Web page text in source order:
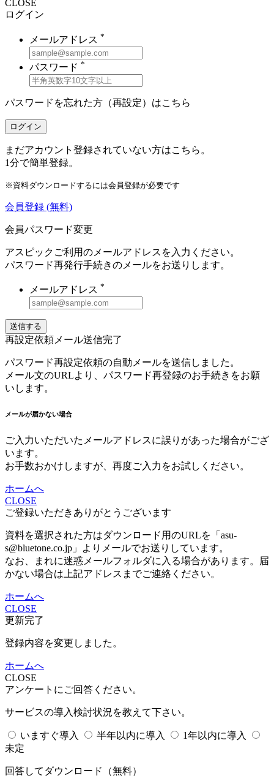
CLOSE
ログイン
メールアドレス *
パスワード *
パスワードを忘れた方（再設定）はこちら
ログイン
まだアカウント登録されていない方はこちら。
1分で簡単登録。
※資料ダウンロードするには会員登録が必要です
会員登録 (無料)
会員パスワード変更
アスピックご利用のメールアドレスを入力ください。
パスワード再発行手続きのメールをお送りします。
メールアドレス *
送信する
再設定依頼メール送信完了
パスワード再設定依頼の自動メールを送信しました。
メール文のURLより、パスワード再登録のお手続きをお願
いします。
メールが届かない場合
ご入力いただいたメールアドレスに誤りがあった場合がござ
います。
お手数おかけしますが、再度ご入力をお試しください。
ホームへ
CLOSE
ご登録いただきありがとうございます
資料を選択された方はダウンロード用のURLを「asu-
s@bluetone.co.jp」よりメールでお送りしています。
なお、まれに迷惑メールフォルダに入る場合があります。届
かない場合は上記アドレスまでご連絡ください。
ホームへ
CLOSE
更新完了
登録内容を変更しました。
ホームへ
CLOSE
アンケートにご回答ください。
サービスの導入検討状況を教えて下さい。
いますぐ導入 半年以内に導入
1年以内に導入
未定
回答してダウンロード （無料）